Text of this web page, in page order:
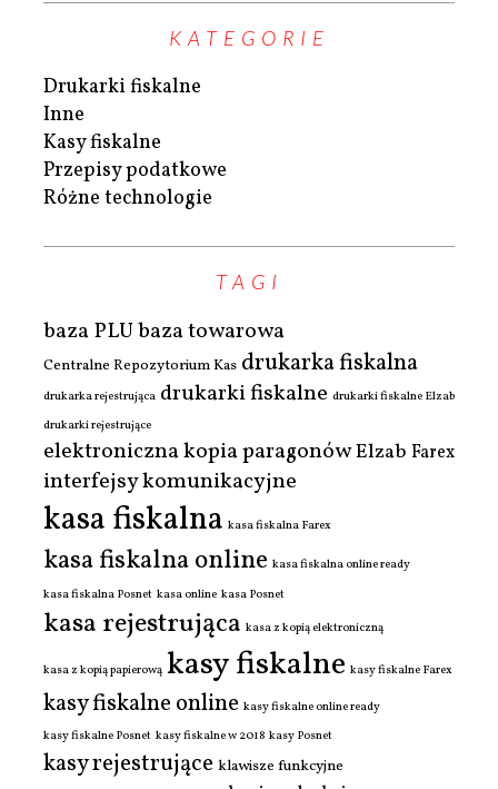
KATEGORIE
Drukarki fiskalne
Inne
Kasy fiskalne
Przepisy podatkowe
Różne technologie
TAGI
baza PLUbaza towarowa
Centralne Repozytorium Kas drukarka fiskalna
drukarka rejestrująca drukarki fiskalne drukarki fiskalne Elzab
drukarki rejestrujące
elektroniczna kopia paragonówElzab Farex
interfejsy komunikacyjne
kasa fiskalna kasa fiskalna Farex
kasa fiskalna online kasa fiskalna online ready
kasa fiskalna Posnet kasa online kasa Posnet
kasa rejestrująca kasa z kopią elektroniczną
kasa z kopią papierową kasy fiskalne kasy fiskalne Farex
kasy fiskalne online kasy fiskalne online ready
kasy fiskalne Posnet kasy fiskalne w 2018 kasy Posnet
kasy rejestrujące klawisze funkcyjne